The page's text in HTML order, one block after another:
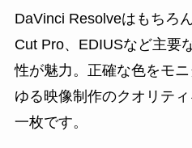
DaVinci Resolveはもちろ
Cut Pro、EDIUSなど主要
性が魅力。正確な色をモ
ゆる映像制作のクオリテ
一枚です。